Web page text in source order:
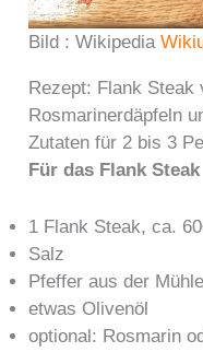
Bild : Wikipedia
Rezept: Flank
Rosmarinerdäpfeln
Zutaten für 2 bis 3
Für das Flank Steak
1 Flank Steak, ca.
Salz
Pfeffer aus der Mühle
etwas Olivenöl
optional: Rosmarin